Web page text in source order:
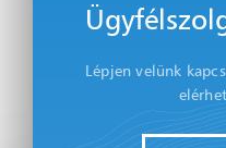
Lépjen velünk